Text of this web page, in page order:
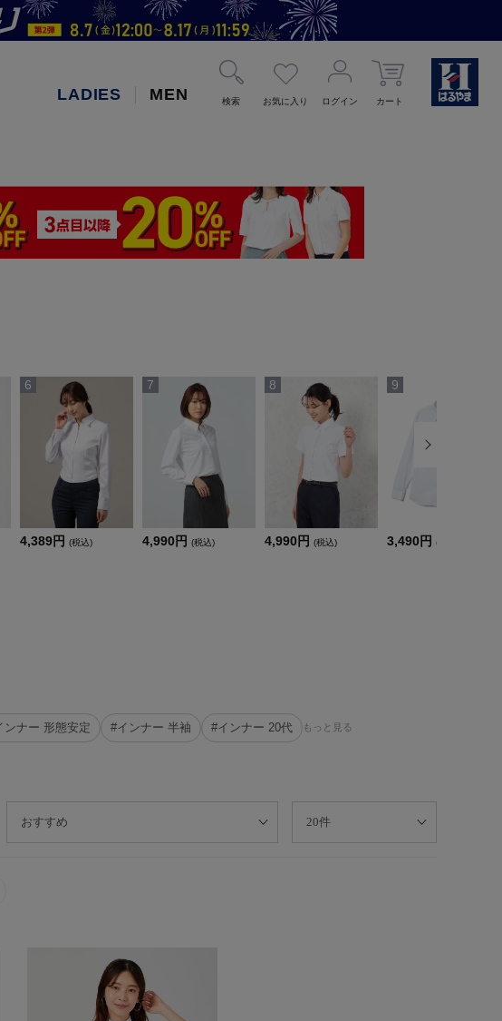
LADIES MEN 検索 お気に入り ログイン カート
6
4,389円 (税込)
7
4,990円 (税込)
8
4,990円 (税込)
9
3,490円 (税込)
ンナー 形態安定 #インナー 半袖 #インナー 20代 もっと見る